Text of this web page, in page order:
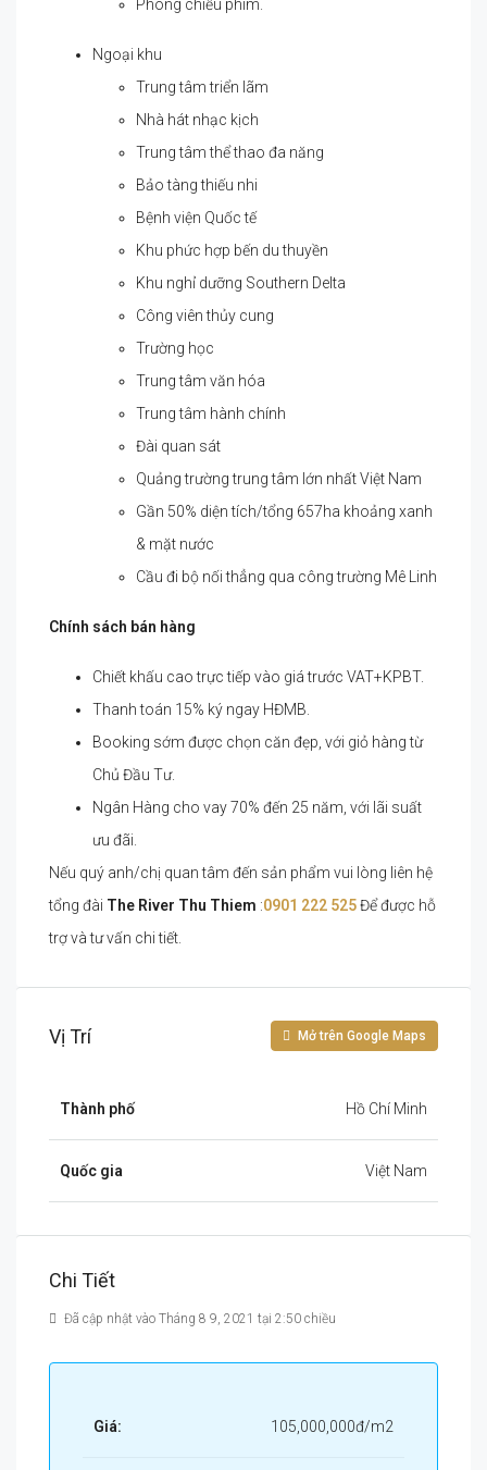
Phòng chiếu phim.
Ngoại khu
Trung tâm triển lãm
Nhà hát nhạc kịch
Trung tâm thể thao đa năng
Bảo tàng thiếu nhi
Bệnh viện Quốc tế
Khu phức hợp bến du thuyền
Khu nghỉ dưỡng Southern Delta
Công viên thủy cung
Trường học
Trung tâm văn hóa
Trung tâm hành chính
Đài quan sát
Quảng trường trung tâm lớn nhất Việt Nam
Gần 50% diện tích/tổng 657ha khoảng xanh
& mặt nước
Cầu đi bộ nối thẳng qua công trường Mê Linh
Chính sách bán hàng
Chiết khấu cao trực tiếp vào giá trước VAT+KPBT.
Thanh toán 15% ký ngay HĐMB.
Booking sớm được chọn căn đẹp, với giỏ hàng từ
Chủ Đầu Tư.
Ngân Hàng cho vay 70% đến 25 năm, với lãi suất
ưu đãi.
Nếu quý anh/chị quan tâm đến sản phẩm vui lòng liên hệ
tổng đài The River Thu Thiem :0901 222 525Để được hỗ
trợ và tư vấn chi tiết.
Vị Trí Mở trên Google Maps
Thành phố Hồ Chí Minh
Quốc gia Việt Nam
Chi Tiết
Đã cập nhật vào Tháng 8 9, 2021 tại 2:50 chiều
Giá: 105,000,000đ/m2